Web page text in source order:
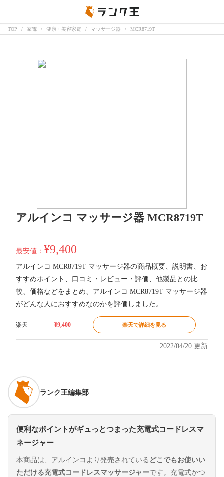
TOP 家電 健康・美容家電 マッサージ器 MCR8719T
アルインコ マッサージ器 MCR8719T
最安値： ¥9,400
アルインコ MCR8719T マッサージ器の商品概要、説明書、お
すすめポイント、口コミ・レビュー・評価、他製品との比
較、価格などをまとめ、アルインコ MCR8719T マッサージ器
がどんな人におすすめなのかを評価しました。
楽天 ¥9,400 楽天で詳細を見る
2022/04/20 更新
ランク王編集部
便利なポイントがギュっとつまった充電式コードレスマ
ネージャー
本商品は、アルインコより発売されている どこでもお使いい
ただける充電式コードレスマッサージャーです。充電式かつ